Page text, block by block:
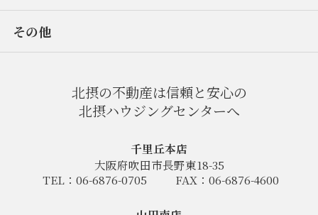
その他
北摂の不動産は信頼と安心の
北摂ハウジングセンターへ
千里丘本店
大阪府吹田市長野東18-35
TEL：06-6876-0705
FAX：06-6876-4600